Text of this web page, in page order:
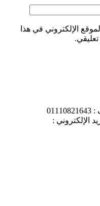
الإلكتروني في هذا
الإلكتروني :